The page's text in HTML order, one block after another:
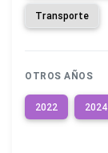
Transporte
OTROS AÑOS
2022 2024